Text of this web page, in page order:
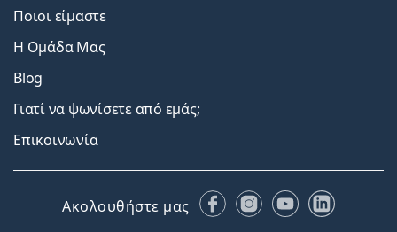
Ποιοι είμαστε
Η Ομάδα Μας
Blog
Γιατί να ψωνίσετε από εμάς;
Επικοινωνία
Ακολουθήστε μας FacebookInstagram
YouTubeLinkedIn